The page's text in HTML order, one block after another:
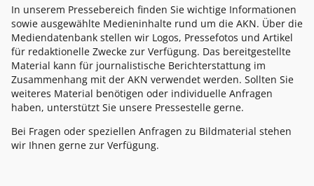
In unserem Pressebereich finden Sie wichtige Informationen
sowie ausgewählte Medieninhalte rund um die AKN. Über die
Mediendatenbank stellen wir Logos, Pressefotos und Artikel
für redaktionelle Zwecke zur Verfügung. Das bereitgestellte
Material kann für journalistische Berichterstattung im
Zusammenhang mit der AKN verwendet werden. Sollten Sie
weiteres Material benötigen oder individuelle Anfragen
haben, unterstützt Sie unsere Pressestelle gerne.
Bei Fragen oder speziellen Anfragen zu Bildmaterial stehen
wir Ihnen gerne zur Verfügung.